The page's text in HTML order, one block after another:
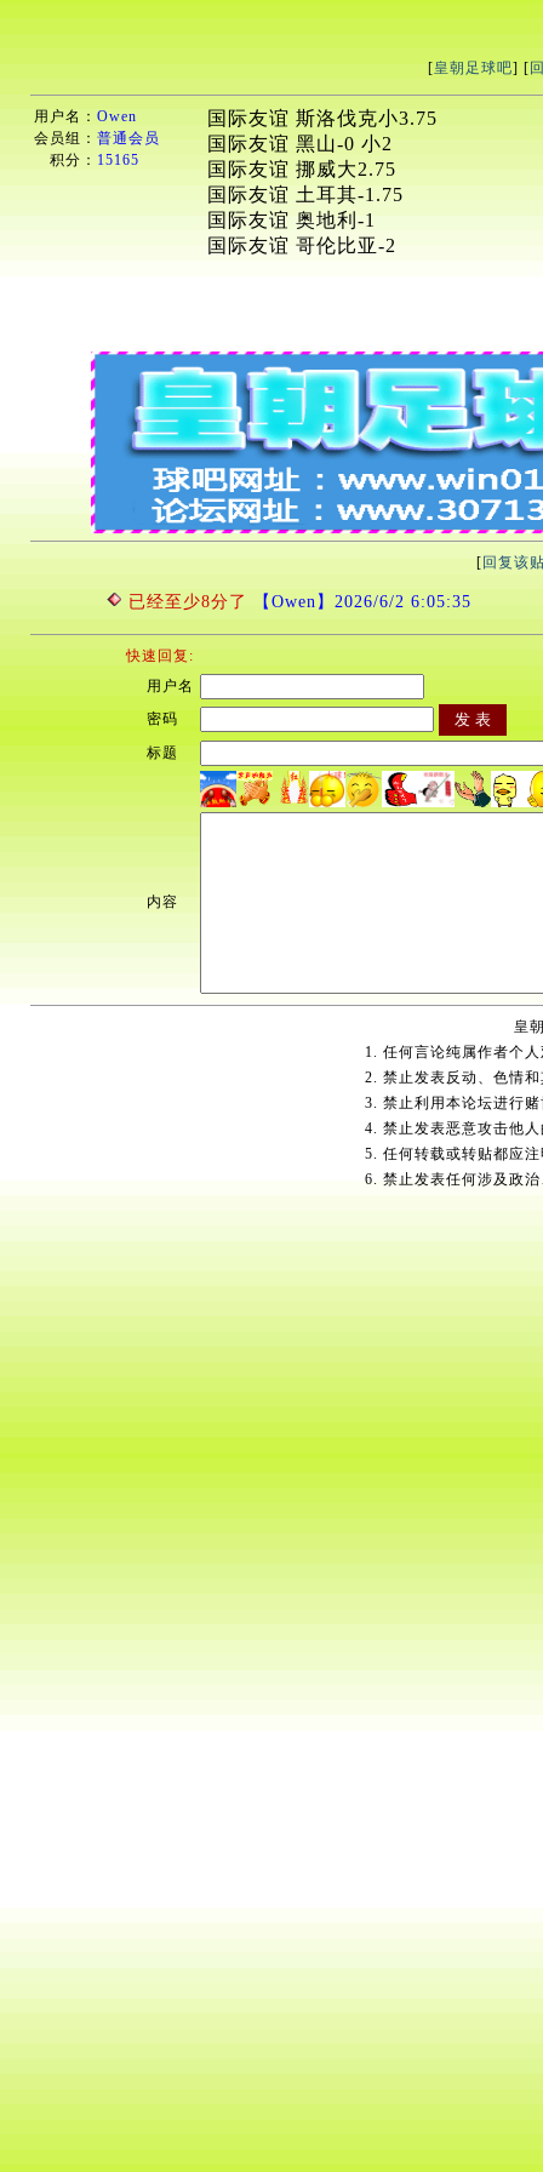
[皇朝足球吧] [
用户名： Owen
会员组： 普通会员
积分： 15165
国际友谊 斯洛伐克小3.75
国际友谊 黑山-0 小2
国际友谊 挪威大2.75
国际友谊 土耳其-1.75
国际友谊 奥地利-1
国际友谊 哥伦比亚-2
[ 回复该
已经至少8分了 【Owen】2026/6/2 6:05:35
快速回复:
用户名
密码
标题
内容
皇
1. 任何言论纯属作者个
2. 禁止发表反动、色情
3. 禁止利用本论坛进行
4. 禁止发表恶意攻击他
5. 任何转载或转贴都应
6. 禁止发表任何涉及政